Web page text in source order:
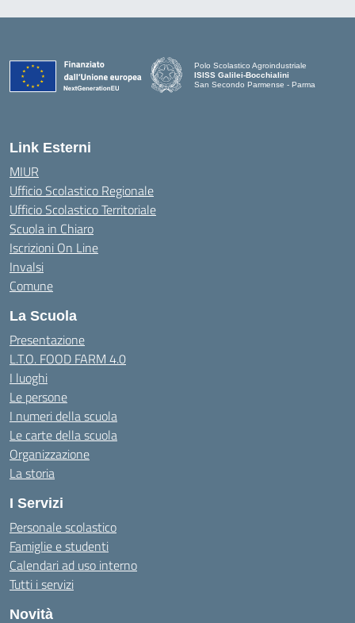
Polo Scolastico Agroindustriale
ISISS Galilei-Bocchialini
San Secondo Parmense - Parma
Link Esterni
MIUR
Ufficio Scolastico Regionale
Ufficio Scolastico Territoriale
Scuola in Chiaro
Iscrizioni On Line
Invalsi
Comune
La Scuola
Presentazione
L.T.O. FOOD FARM 4.0
I luoghi
Le persone
I numeri della scuola
Le carte della scuola
Organizzazione
La storia
I Servizi
Personale scolastico
Famiglie e studenti
Calendari ad uso interno
Tutti i servizi
Novità